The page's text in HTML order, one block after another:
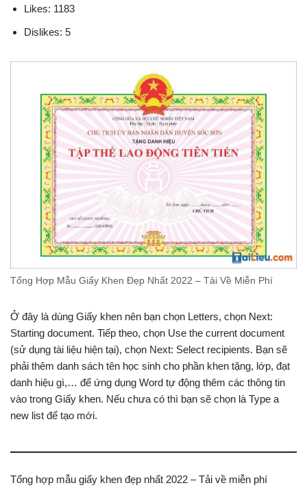
Likes: 1183
Dislikes: 5
Tổng Hợp Mẫu Giấy Khen Đẹp Nhất 2022 – Tải Về Miễn Phí
Ở đây là dùng Giấy khen nên bạn chọn Letters, chọn Next:
Starting document. Tiếp theo, chọn Use the current document
(sử dụng tài liệu hiện tại), chọn Next: Select recipients. Bạn sẽ
phải thêm danh sách tên học sinh cho phần khen tặng, lớp, đạt
danh hiệu gì,… để ứng dụng Word tự động thêm các thông tin
vào trong Giấy khen. Nếu chưa có thì bạn sẽ chọn là Type a
new list để tạo mới.
Tổng hợp mẫu giấy khen đẹp nhất 2022 – Tải về miễn phí